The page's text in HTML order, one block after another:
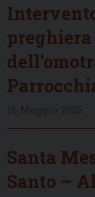
Santa
Santo –